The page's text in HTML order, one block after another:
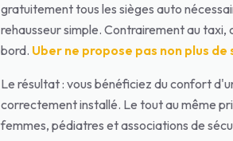
gratuitement tous les sièges auto
rehausseur simple. Contrairement au
bord. Uber ne propose pas non plus de
Le résultat : vous bénéficiez du confort
correctement installé. Le tout au même
femmes, pédiatres et associations de